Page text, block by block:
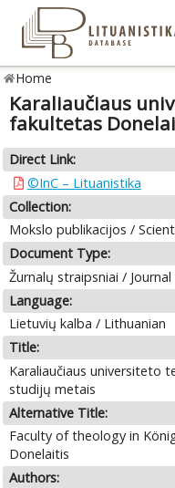
Home
Karaliaučiaus
fakultetas
Direct Link:
©InC – Lituanistika
Collection:
Mokslo publikacijos /
Document Type:
Žurnalų straipsniai /
Language:
Lietuvių kalba / Lithuanian
Title:
Karaliaučiaus universiteto
studijų metais
Alternative Title:
Faculty of theology in
Donelaitis
Authors: